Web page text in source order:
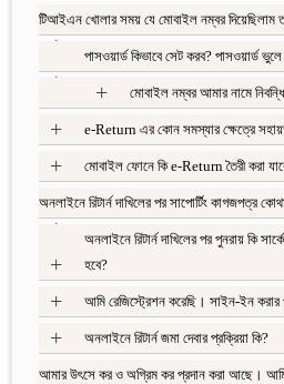
টিআইএন খোলার সময় যে মোবাইল নম্বর
+ পাসওয়ার্ড কিভাবে সেট করব? পাসওয়ার্ড
+ মোবাইল নম্বর আমার নামে
+
e-Return এর কোন সমস্যার ক্ষেত্রে
+
মোবাইল ফোনে কি e-Return তৈরী করা
+
অনলাইনে রিটার্ন দাখিলের পর সাপোর্টিং কাগজপত্র
+
অনলাইনে রিটার্ন দাখিলের পর পুনরায় কি
হবে?
+
আমি রেজিস্ট্রেশন করেছি। সাইন-ইন করার
+
অনলাইনে রিটার্ন জমা দেবার প্রক্রিয়া কি?
+
আমার উৎসে কর ও অগ্রিম কর প্রদান করা আছে। আমি